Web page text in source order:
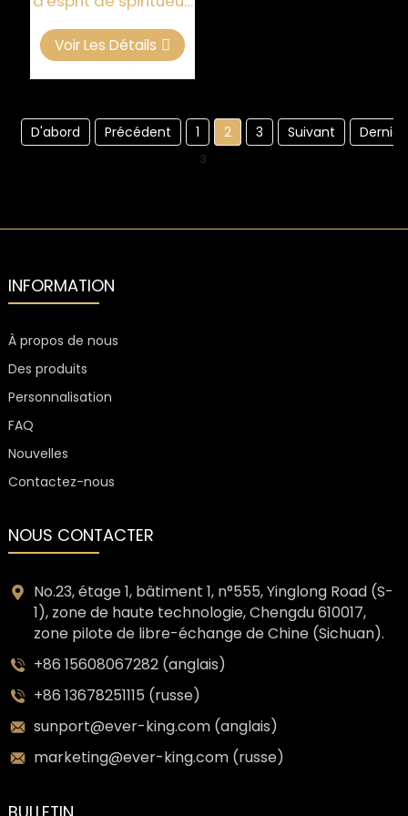
Pantone en métal
Voir Les Détails
D'abord Précédent 1 2 3 Suivant Dernier
3
INFORMATION
À propos de nous
Des produits
Personnalisation
FAQ
Nouvelles
Contactez-nous
NOUS CONTACTER
No.23, étage 1, bâtiment 1, n°555, Yinglong Road (S-
1), zone de haute technologie, Chengdu 610017,
zone pilote de libre-échange de Chine (Sichuan).
+86 15608067282 (anglais)
+86 13678251115 (russe)
sunport@ever-king.com (anglais)
marketing@ever-king.com (russe)